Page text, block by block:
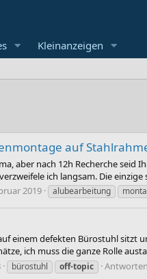
Kleinanzeigen
auf
aber nach 12h Recherche
ich langsam. Die
2019 alubearbeitung
einem defekten Bürostuhl sitzt
ich muss die ganze Rolle
bürostuhl off-topic